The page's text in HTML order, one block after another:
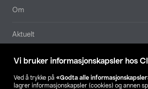
Vi bruker informasjonskapsler hos
Ved å trykke på «Godta alle
lagrer informasjonskapsler (cookies) og annen
Om
Aktuelt
Våre selskaper
Finn din butikk